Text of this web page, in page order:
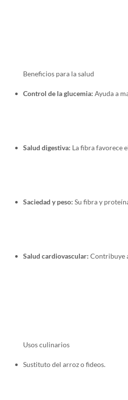
Beneficios para la salud
Control de la glucemia: Ayuda a
Salud digestiva: La fibra favorece
Saciedad y peso: Su fibra y
Salud cardiovascular: Contribuye
Usos culinarios
Sustituto del arroz o fideos.